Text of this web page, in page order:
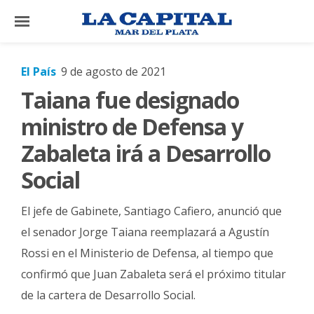
×
El
Mundo
La
Cultura
Tecnología
Gastronomía
El País 9 de agosto de 2021
Taiana fue designado
ministro de Defensa y
Zabaleta irá a Desarrollo
Social
El jefe de Gabinete, Santiago Cafiero, anunció que
el senador Jorge Taiana reemplazará a Agustín
Rossi en el Ministerio de Defensa, al tiempo que
confirmó que Juan Zabaleta será el próximo titular
de la cartera de Desarrollo Social.